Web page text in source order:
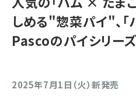
しめる"惣菜パイ"、「
Pascoのパイシリーズ
2025年7月1日（火）新発売